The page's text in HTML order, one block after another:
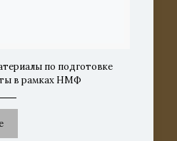
по подготовке
в рамках НМФ